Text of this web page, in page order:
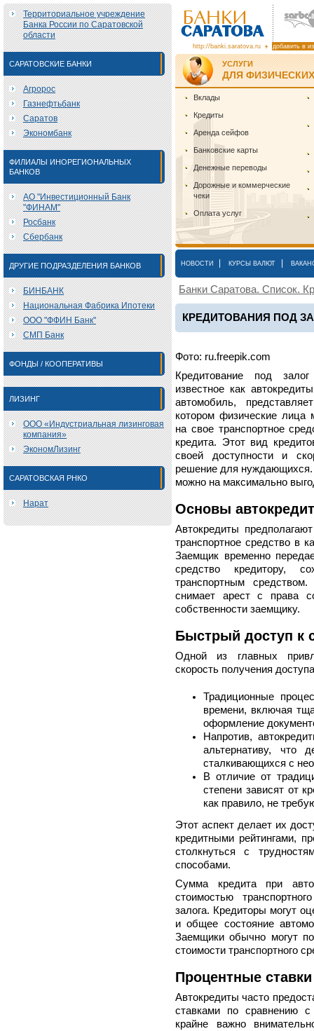
Территориальное учреждение
Банка России по Саратовской
области
САРАТОВСКИЕ БАНКИ
Агророс
Газнефтьбанк
Саратов
Экономбанк
ФИЛИАЛЫ ИНОРЕГИОНАЛЬНЫХ
БАНКОВ
АО "Инвестиционный Банк
"ФИНАМ"
Росбанк
Сбербанк
ДРУГИЕ ПОДРАЗДЕЛЕНИЯ БАНКОВ
БИНБАНК
Национальная Фабрика Ипотеки
ООО "ФФИН Банк"
СМП Банк
ФОНДЫ / КООПЕРАТИВЫ
ЛИЗИНГ
ООО «Индустриальная лизинговая
компания»
ЭкономЛизинг
САРАТОВСКАЯ РНКО
Нарат
http://banki.saratova.ru добавить в
УСЛУГИ
ДЛЯ
Вклады
Кредиты
Аренда сейфов
Банковские карты
Денежные переводы
Дорожные и коммерческие
чеки
Оплата услуг
НОВОСТИ КУРСЫ ВАЛЮТ
Банки Саратова. Список.
КРЕДИТОВАНИЯ ПОД
Фото: ru.freepik.com
Кредитование под
известное как
автомобиль,
котором физические лица
на свое транспортное
кредита. Этот вид
своей доступности и
решение для
можно на максимально
Основы
Автокредиты
транспортное средство в
Заемщик временно
средство кредитору,
транспортным
снимает арест с права
собственности заемщику.
Быстрый доступ к
Одной из главных
скорость получения
Традиционные
времени, включая
оформление
Напротив,
альтернативу, что
сталкивающихся с
В отличие от
степени зависят от
как правило, не
Этот аспект делает их
кредитными рейтингами,
столкнуться с
способами.
Сумма кредита при
стоимостью
залога. Кредиторы могут
и общее состояние
Заемщики обычно могут
стоимости транспортного
Процентные
Автокредиты часто
ставками по сравнению
крайне важно